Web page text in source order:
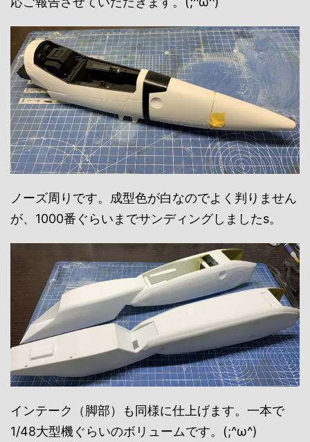
ノーズ周りです。成型色が白なのでよく判りません
が、1000番ぐらいまでサンディングしましたs。
インテーク（脚部）も同様に仕上げます。一本で
1/48大型機ぐらいのボリュームです。(;^ω^)